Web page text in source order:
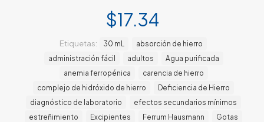
$17.34
Etiquetas: 30 mL
absorción de hierro
administración fácil
adultos
Agua purificada
anemia ferropénica
carencia de hierro
complejo de hidróxido de hierro
Deficiencia de Hierro
diagnóstico de laboratorio
efectos secundarios mínimos
estreñimiento
Excipientes Ferrum Hausmann
Gotas